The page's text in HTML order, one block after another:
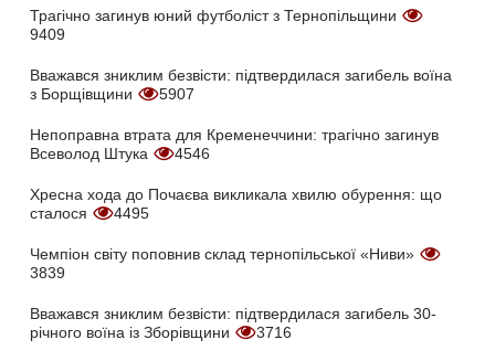
Трагічно загинув юний футболіст з Тернопільщини
9409
Вважався зниклим безвісти: підтвердилася загибель воїна
з Борщівщини
5907
Непоправна втрата для Кременеччини: трагічно загинув
Всеволод Штука
4546
Хресна хода до Почаєва викликала хвилю обурення: що
сталося
4495
Чемпіон світу поповнив склад тернопільської «Ниви»
3839
Вважався зниклим безвісти: підтвердилася загибель 30-
річного воїна із Зборівщини
3716